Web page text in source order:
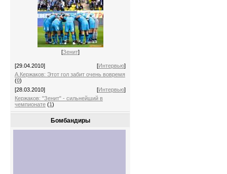
[Зенит]
[29.04.2010] [Интервью]
А.Кержаков: Этот гол забит очень вовремя
(0)
[28.03.2010]
[Интервью]
Кержаков: "Зенит" - сильнейший в
чемпионате (1)
Бомбандиры